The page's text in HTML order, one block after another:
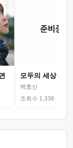
모두의 세상 (뮤
박효신
조회수 1,336